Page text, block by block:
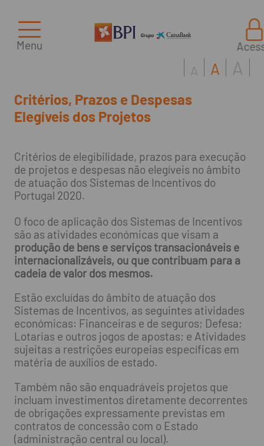
Menu
Critérios, Prazos e Despesas
Elegíveis dos Projetos
A A A
Critérios de elegibilidade, prazos para execução
de projetos e despesas não elegíveis no âmbito
de atuação dos Sistemas de Incentivos do
Portugal 2020.
O foco de aplicação dos Sistemas de Incentivos
são as atividades económicas que visam a
produção de bens e serviços transacionáveis e
internacionalizáveis, ou que contribuam para a
cadeia de valor dos mesmos.
Estão excluídas do âmbito de atuação dos
Sistemas de Incentivos, as seguintes atividades
económicas: Financeiras e de seguros; Defesa;
Lotarias e outros jogos de apostas; e Atividades
sujeitas a restrições europeias específicas em
matéria de auxílios de estado.
Também não são enquadráveis projetos que
incluam investimentos diretamente decorrentes
de obrigações expressamente previstas em
contratos de concessão com o Estado
(administração central ou local).